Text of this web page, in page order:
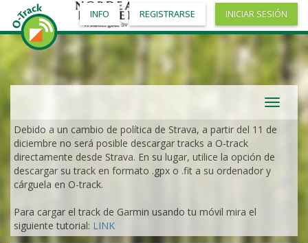
Toggle
Debido a un cambio de política de Strava, a partir del 11 de
diciembre no será posible descargar tracks a O-track
directamente desde Strava. En su lugar, utilice la opción de
descargar su track en formato .gpx o .fit a su ordenador y
cárguela en O-track.
Para cargar el track de Garmin usando tu móvil mira el
siguiente tutorial: LINK
INFO REGISTRARSE INICIAR SESIÓN